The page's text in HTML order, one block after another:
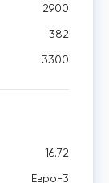
2900
382
3300
16.72
Евро-3